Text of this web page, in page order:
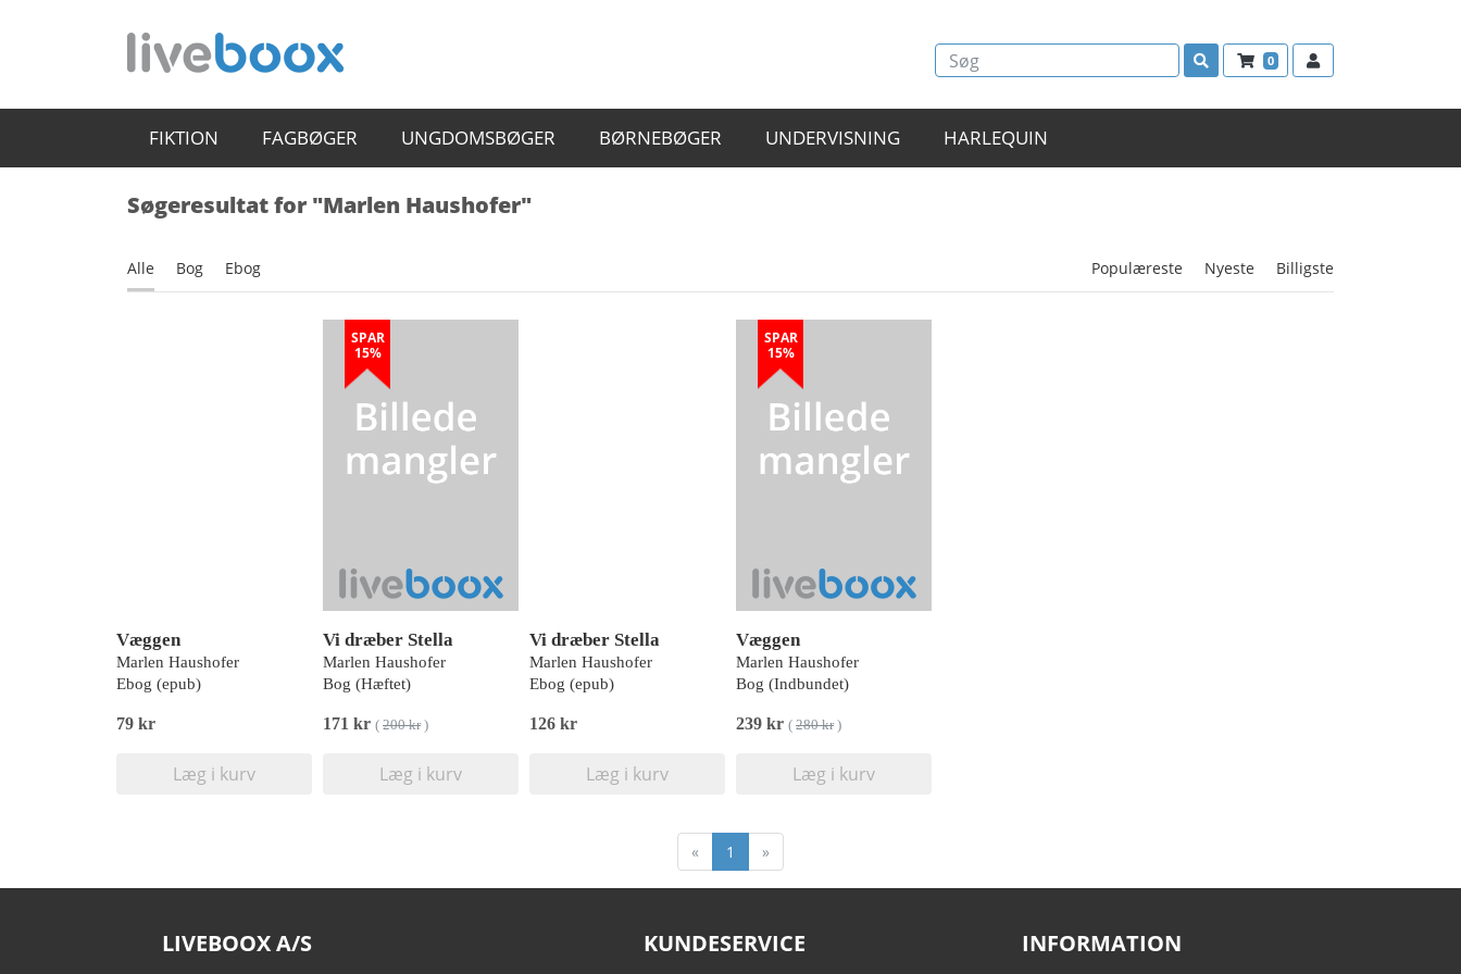
0
FIKTION FAGBØGER UNGDOMSBØGER BØRNEBØGER UNDERVISNING HARLEQUIN
Søgeresultat for "Marlen Haushofer"
Alle Bog Ebog Populæreste Nyeste Billigste
Væggen
Marlen Haushofer
Ebog (epub)
79 kr
Læg i kurv
SPAR
15%
Vi dræber Stella
Marlen Haushofer
Bog (Hæftet)
171 kr ( 200 kr)
Læg i kurv
Vi dræber Stella
Marlen Haushofer
Ebog (epub)
126 kr
Læg i kurv
SPAR
15%
Væggen
Marlen Haushofer
Bog (Indbundet)
239 kr ( 280 kr)
Læg i kurv
« 1 »
LIVEBOOX A/S KUNDESERVICE INFORMATION